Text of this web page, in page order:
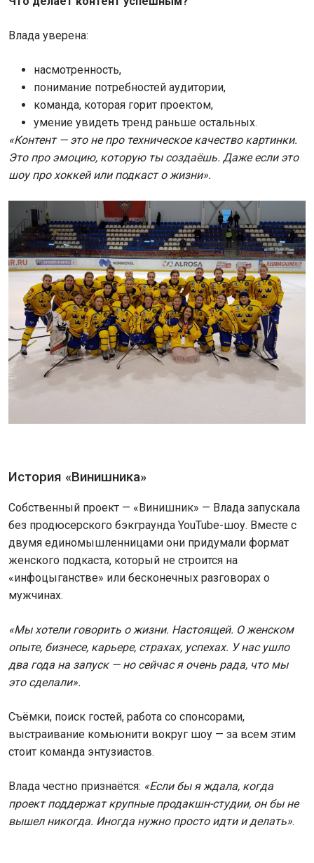
Влада уверена:
насмотренность,
понимание потребностей аудитории,
команда, которая горит проектом,
умение увидеть тренд раньше остальных.
«Контент — это не про техническое качество картинки.
Это про эмоцию, которую ты создаёшь. Даже если это
шоу про хоккей или подкаст о жизни».
История «Винишника»
Собственный проект — «Винишник» — Влада запускала
без продюсерского бэкграунда YouTube-шоу. Вместе с
двумя единомышленницами они придумали формат
женского подкаста, который не строится на
«инфоцыганстве» или бесконечных разговорах о
мужчинах.
«Мы хотели говорить о жизни. Настоящей. О женском
опыте, бизнесе, карьере, страхах, успехах. У нас ушло
два года на запуск — но сейчас я очень рада, что мы
это сделали».
Съёмки, поиск гостей, работа со спонсорами,
выстраивание комьюнити вокруг шоу — за всем этим
стоит команда энтузиастов.
Влада честно признаётся: «Если бы я ждала, когда
проект поддержат крупные продакшн-студии, он бы не
вышел никогда. Иногда нужно просто идти и делать».